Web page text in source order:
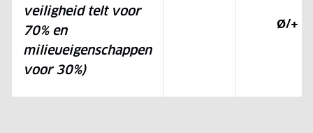
veiligheid telt voor
70% en
milieueigenschappen
voor 30%)
Ø/+